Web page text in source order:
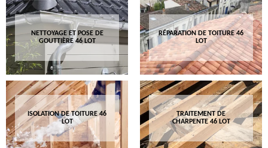
NETTOYAGE ET POSE DE
GOUTTIÈRE 46 LOT
RÉPARATION DE TOITURE 46
LOT
ISOLATION DE TOITURE 46
LOT
TRAITEMENT DE
CHARPENTE 46 LOT